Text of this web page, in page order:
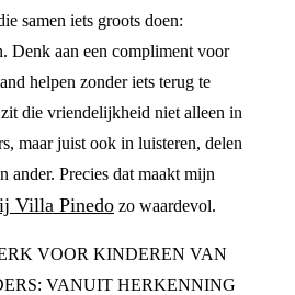
samen iets groots doen:
Denk aan een compliment voor
helpen zonder iets terug te
die vriendelijkheid niet alleen in
maar juist ook in luisteren, delen
ander. Precies dat maakt mijn
Villa Pinedo zo waardevol.
VOOR KINDEREN VAN
VANUIT HERKENNING